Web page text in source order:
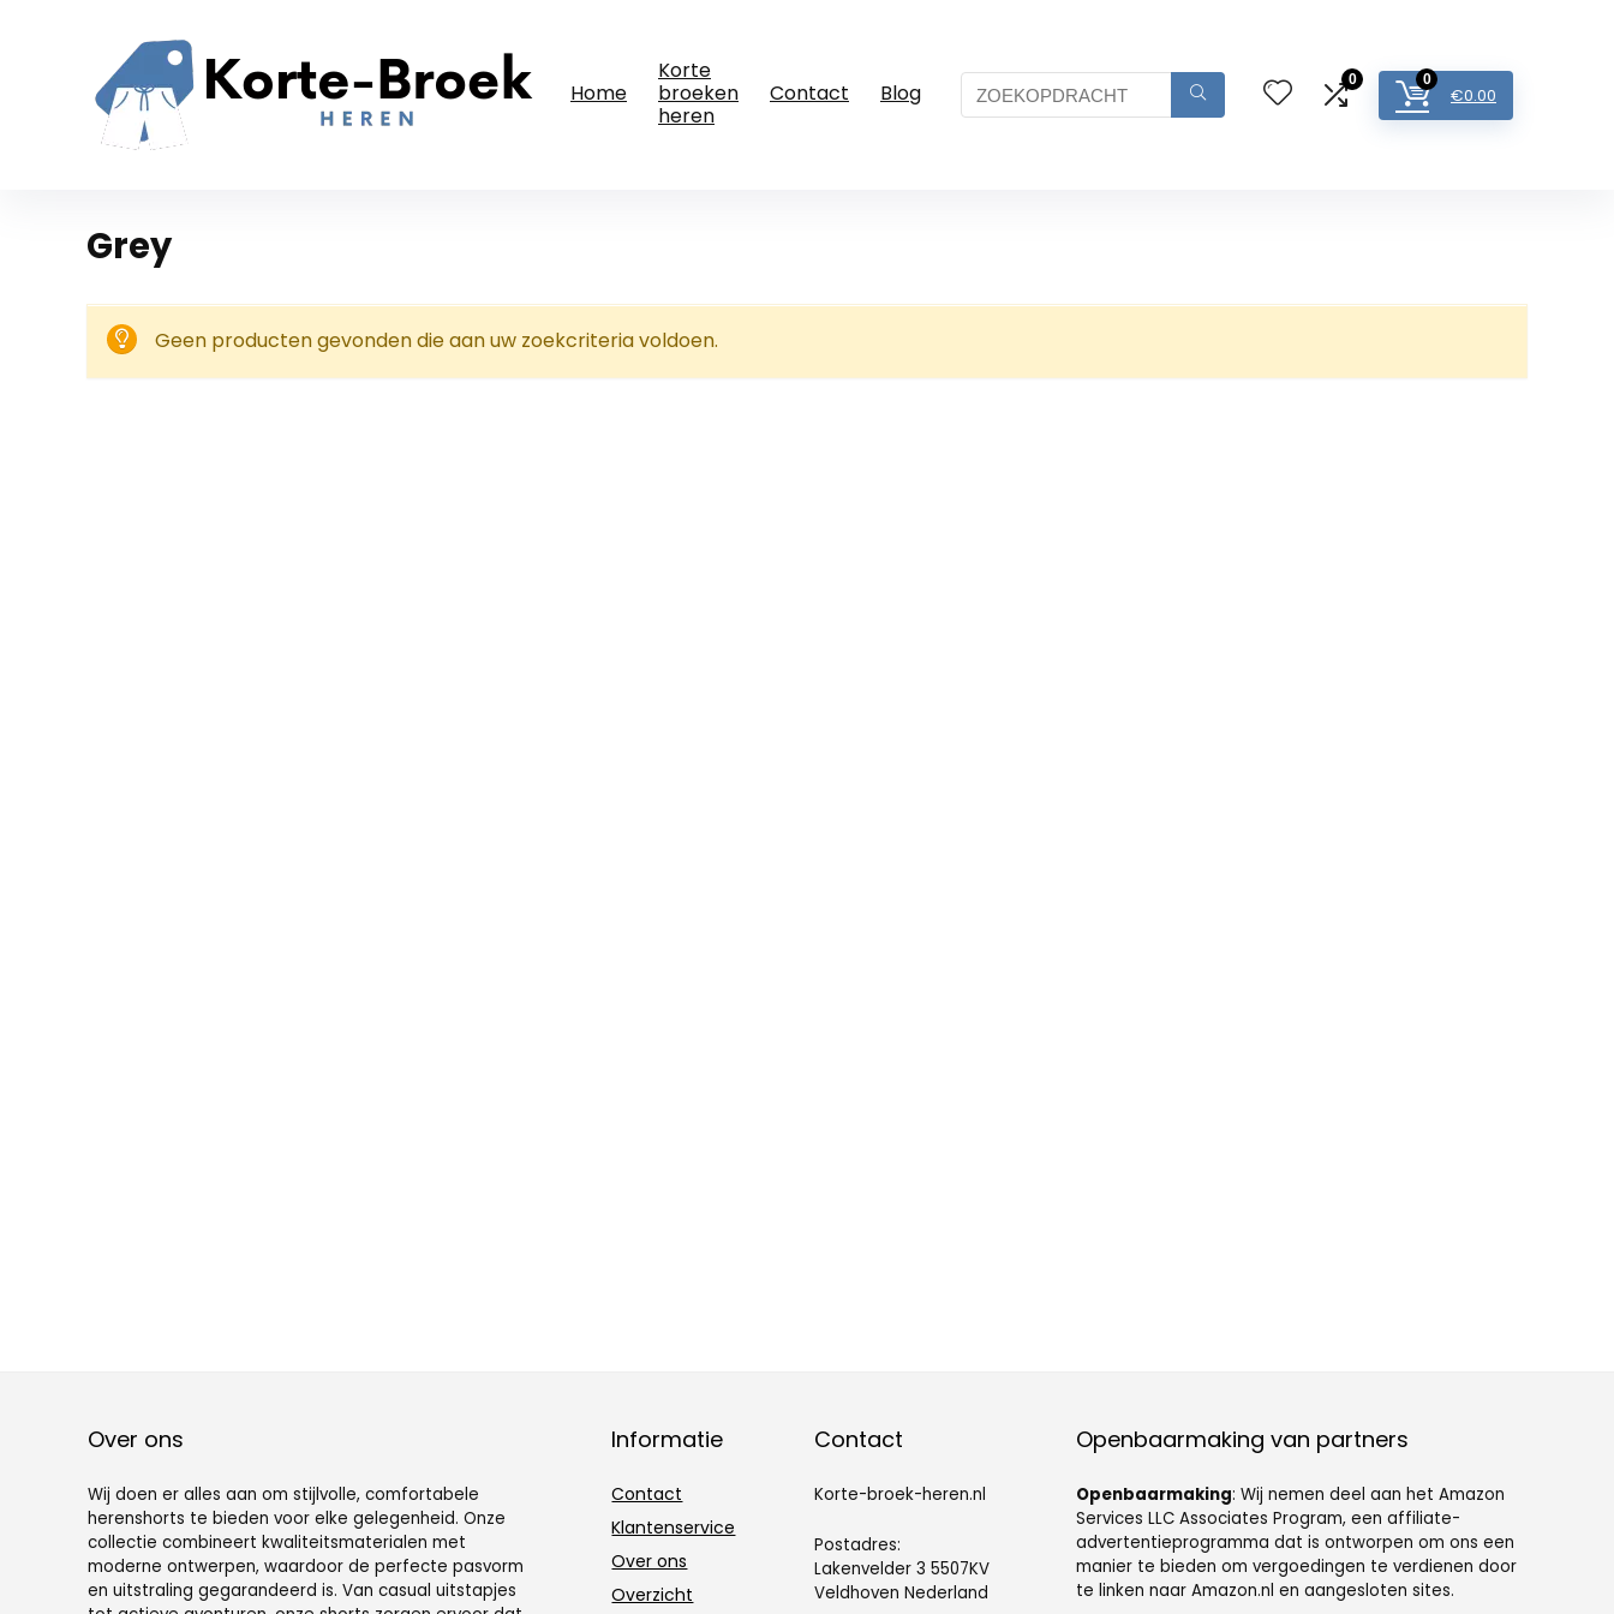
Home
Korte
broeken
heren
Contact Blog
0 0
€0.00
‎Grey
Geen producten gevonden die aan uw zoekcriteria voldoen.
Over ons
Wij doen er alles aan om stijlvolle, comfortabele
herenshorts te bieden voor elke gelegenheid. Onze
collectie combineert kwaliteitsmaterialen met
moderne ontwerpen, waardoor de perfecte pasvorm
en uitstraling gegarandeerd is. Van casual uitstapjes
Informatie
Contact
Klantenservice
Over ons
Overzicht
Contact
Korte-broek-heren.nl
Postadres:
Lakenvelder 3 5507KV
Veldhoven Nederland
Openbaarmaking van partners
Openbaarmaking: Wij nemen deel aan het Amazon
Services LLC Associates Program, een affiliate-
advertentieprogramma dat is ontworpen om ons een
manier te bieden om vergoedingen te verdienen door
te linken naar Amazon.nl en aangesloten sites.